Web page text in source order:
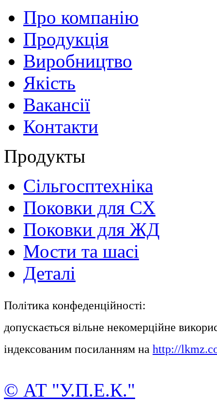
Про компанію
Продукція
Виробництво
Якість
Вакансії
Контакти
Продукты
Сільгосптехніка
Поковки для СХ
Поковки для ЖД
Мости та шасі
Деталі
Політика конфеденційності:
допускається вільне некомерційне
індексованим посиланням на http://
© АТ "У.П.Е.К."